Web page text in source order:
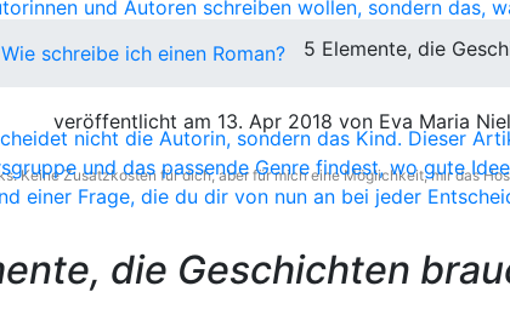
nicht die Autorin, sondern das Kind. Dieser
und das passende Genre findest, wo gute
einer Frage, die du dir von nun an bei jeder
Wie schreibe ich einen Roman? 5 Elemente, die
veröffentlicht am 13. Apr 2018 von Eva Maria
Keine Zusatzkosten für dich, aber für mich eine Möglichkeit, mir das
die Geschichten